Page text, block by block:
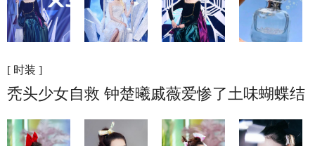
[ 时装 ]
秃头少女自救 钟楚曦戚薇爱惨了土味蝴蝶结